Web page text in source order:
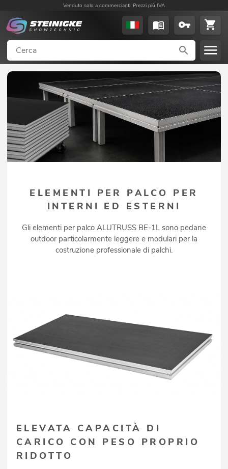
Venduto solo a commercianti. Prezzi più IVA
ELEMENTI PER PALCO PER
INTERNI ED ESTERNI
Gli elementi per palco ALUTRUSS BE-1L sono pedane
outdoor particolarmente leggere e modulari per la
costruzione professionale di palchi.
ELEVATA CAPACITÀ DI
CARICO CON PESO PROPRIO
RIDOTTO